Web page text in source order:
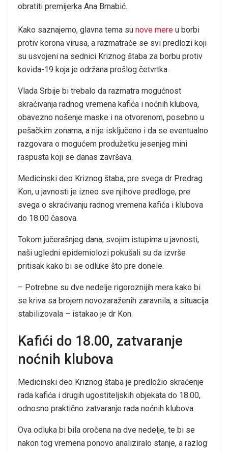
obratiti premijerka Ana Brnabić.
Kako saznajemo, glavna tema su nove mere u borbi
protiv korona virusa, a razmatraće se svi predlozi koji
su usvojeni na sednici Kriznog štaba za borbu protiv
kovida-19 koja je održana prošlog četvrtka.
Vlada Srbije bi trebalo da razmatra mogućnost
skraćivanja radnog vremena kafića i noćnih klubova,
obavezno nošenje maske i na otvorenom, posebno u
pešačkim zonama, a nije isključeno i da se eventualno
razgovara o mogućem produžetku jesenjeg mini
raspusta koji se danas završava.
Medicinski deo Kriznog štaba, pre svega dr Predrag
Kon, u javnosti je izneo sve njihove predloge, pre
svega o skraćivanju radnog vremena kafića i klubova
do 18.00 časova.
Tokom jučerašnjeg dana, svojim istupima u javnosti,
naši ugledni epidemiolozi pokušali su da izvrše
pritisak kako bi se odluke što pre donele.
– Potrebne su dve nedelje rigoroznijih mera kako bi
se kriva sa brojem novozaraženih zaravnila, a situacija
stabilizovala – istakao je dr Kon.
Kafići do 18.00, zatvaranje
noćnih klubova
Medicinski deo Kriznog štaba je predložio skraćenje
rada kafića i drugih ugostiteljskih objekata do 18.00,
odnosno praktično zatvaranje rada noćnih klubova.
Ova odluka bi bila oročena na dve nedelje, te bi se
nakon tog vremena ponovo analiziralo stanje, a razlog